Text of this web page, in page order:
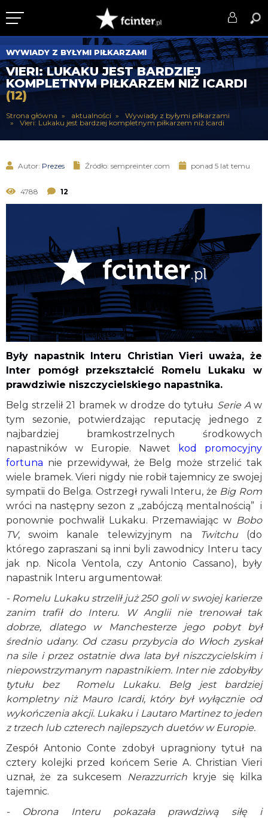
KLUB
DRUŻYNA
SERIE A
PUCHARY
WYWIADY Z BYŁYMI PIŁKARZAMI
VIERI: LUKAKU JEST BARDZIEJ
KOMPLETNYM PIŁKARZEM NIŻ ICARDI
(12)
Strona główna aktualności
Wywiady z byłymi piłkarzami
Vieri: Lukaku jest bardziej kompletnym piłkarzem niż Icardi
Autor: Prezes Źródło: sempreinter.com ponad 5 lat temu
4788 12
Były napastnik Interu Christian Vieri uważa, że
Inter pomógł przekształcić Romelu Lukaku w
prawdziwie niszczycielskiego napastnika.
Belg strzelił 21 bramek w drodze do tytułu Serie Aw
tym sezonie, potwierdzając reputację jednego z
najbardziej bramkostrzelnych środkowych
napastników w Europie. Nawet
kod promocyjny
fortuna nie przewidywał, że Belg może strzelić tak
wiele bramek. Vieri nigdy nie robił tajemnicy ze swojej
sympatii do Belga. Ostrzegł rywali Interu, że Big Rom
wróci na następny sezon z „zabójczą mentalnością” i
ponownie pochwalił Lukaku. Przemawiając w Bobo
TV, swoim kanale telewizyjnym na Twitchu(do
którego zapraszani są inni byli zawodnicy Interu tacy
jak np. Nicola Ventola, czy Antonio Cassano), były
napastnik Interu argumentował:
- Romelu Lukaku strzelił już 250 goli w swojej karierze
zanim trafił do Interu. W Anglii nie trenował tak
dobrze, dlatego w Manchesterze jego pobyt był
średnio udany. Od czasu przybycia do Włoch zyskał
na sile i przez ostatnie dwa lata był niszczycielskim i
niepowstrzymanym napastnikiem. Inter nie zdobyłby
tytułu bez Romelu Lukaku. Belg jest bardziej
kompletny niż Mauro Icardi, który był wyłącznie od
wykończenia akcji. Lukaku i Lautaro Martinez to jeden
z trzech lub czterech najlepszych duetów w Europie.
Zespół Antonio Conte zdobył upragniony tytuł na
cztery kolejki przed końcem Serie A. Christian Vieri
uznał, że za sukcesem
Nerazzurrichkryje się kilka
tajemnic.
- Obrona Interu pokazała prawdziwą siłę i